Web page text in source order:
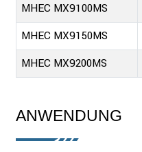
MHEC MX9100MS
MHEC MX9150MS
MHEC MX9200MS
ANWENDUNG